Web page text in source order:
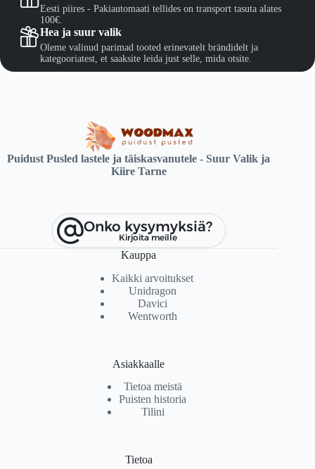
Eesti piires - Pakiautomaati tellides on transport tasuta alates
100€.
Hea ja suur valik
Oleme valinud parimad tooted erinevatelt brändidelt ja
kategooriatest, et saaksite leida just selle, mida otsite.
Puidust Pusled lastele ja täiskasvanutele - Suur Valik ja
Kiire Tarne
Onko kysymyksiä?
Kirjoita meille
Kauppa
Kaikki arvoitukset
Unidragon
Davici
Wentworth
Asiakkaalle
Tietoa meistä
Puisten historia
Tilini
Tietoa